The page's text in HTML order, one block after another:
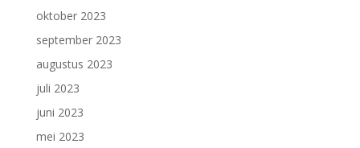
oktober 2023
september 2023
augustus 2023
juli 2023
juni 2023
mei 2023